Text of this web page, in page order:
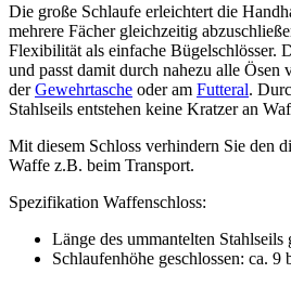
Die große Schlaufe erleichtert die
mehrere Fächer gleichzeitig
Flexibilität als einfache Bügelschlösser.
und passt damit durch nahezu alle Ösen
derGewehrtasche oder am Futteral.
Stahlseils entstehen keine Kratzer an
Mit diesem Schloss verhindern Sie den
Waffe z.B. beim Transport.
Spezifikation Waffenschloss:
Länge des ummantelten
Schlaufenhöhe geschlossen: ca. 9